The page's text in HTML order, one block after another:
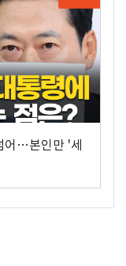
어…본인만 '세